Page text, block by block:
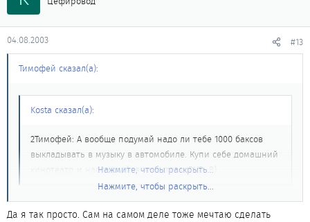
04.08.2003 #13
Тимофей сказал(а):
Kosta сказал(а):
2Тимофей: А вообще подумай надо ли тебе 1000 баксов
выкладывать в музыку в автомобиле. Купи себе домашний
кинотеатр и наслаждайся качеством DVD. 8)
Нажмите, чтобы раскрыть...
смотрю, нафига козе баян)))
Нажмите, чтобы раскрыть...
Да я так просто. Сам на самом деле тоже мечтаю сделать